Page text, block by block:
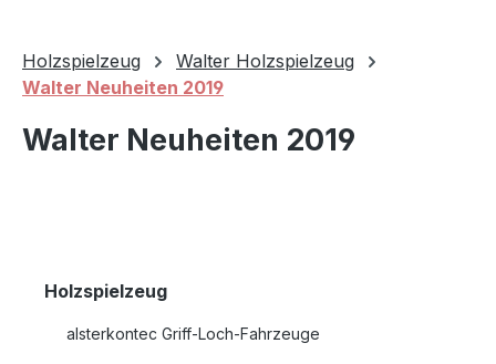
Holzspielzeug
Walter Holzspielzeug
Walter Neuheiten 2019
Walter Neuheiten 2019
Holzspielzeug
alsterkontec Griff-Loch-Fahrzeuge